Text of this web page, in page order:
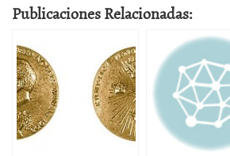
Publicaciones Relacionadas: